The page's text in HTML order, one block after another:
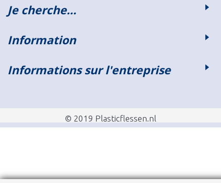
Je cherche…
Information
Informations sur l'entreprise
© 2019 Plasticflessen.nl